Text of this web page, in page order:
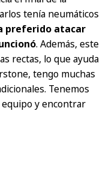
tenía neumáticos
preferido atacar
. Además, este
rectas, lo que ayuda
tengo muchas
Tenemos
y encontrar